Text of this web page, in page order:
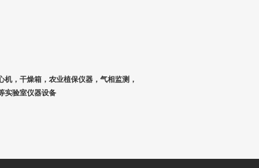
机，干燥箱，农业植保仪器，气相监测，
实验室仪器设备